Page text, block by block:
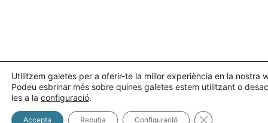
Utilitzem galetes per a oferir-te la millor experiència en la nostra
Podeu esbrinar més sobre quines galetes estem utilitzant o
les a la configuració.
Accepta Rebutja Configuració Tanca el bàner